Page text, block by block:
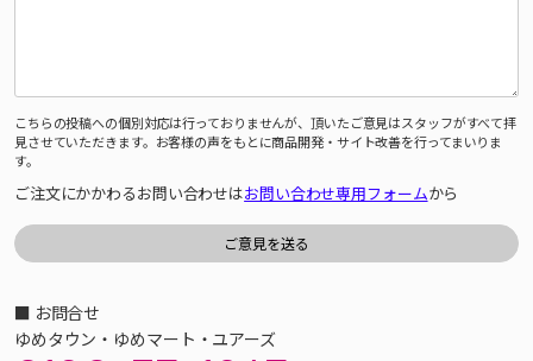
こちらの投稿への個別対応は行っておりませんが、頂いたご意見はスタッフがすべて拝
見させていただきます。お客様の声をもとに商品開発・サイト改善を行ってまいりま
す。
ご注文にかかわるお問い合わせはお問い合わせ専用フォームから
■ お問合せ
ゆめタウン・ゆめマート・ユアーズ